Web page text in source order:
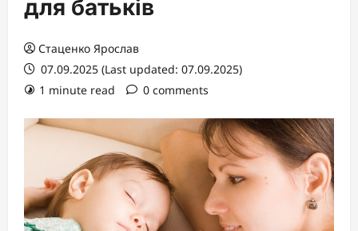
для батьків
Стаценко Ярослав
07.09.2025 (Last updated: 07.09.2025)
1 minute read
0 comments